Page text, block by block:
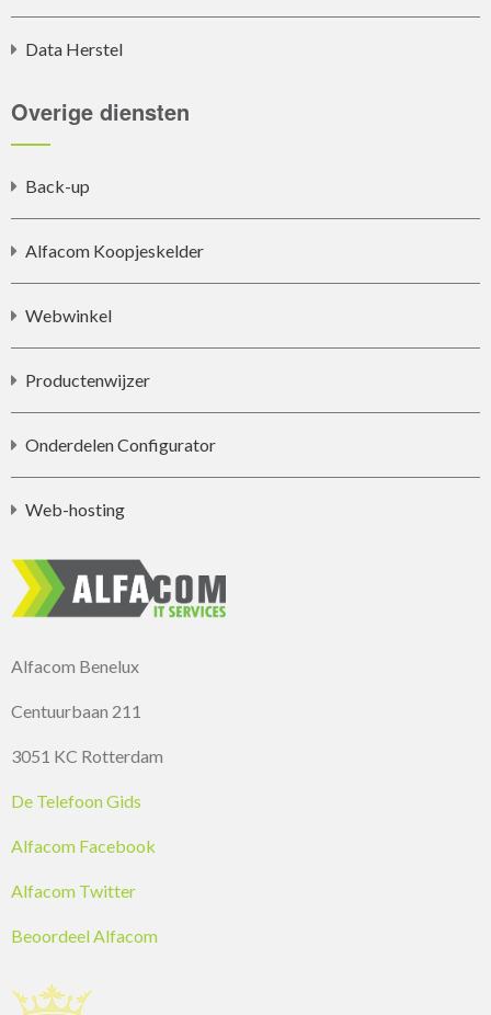
Data Herstel
Overige diensten
Back-up
Alfacom Koopjeskelder
Webwinkel
Productenwijzer
Onderdelen Configurator
Web-hosting
Alfacom Benelux
Centuurbaan 211
3051 KC Rotterdam
De Telefoon Gids
Alfacom Facebook
Alfacom Twitter
Beoordeel Alfacom